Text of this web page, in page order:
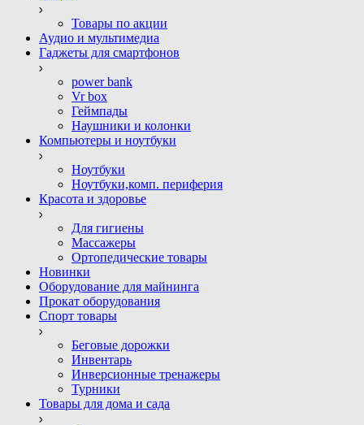
Товары по акции
Аудио и мультимедиа
Гаджеты для смартфонов
power bank
Vr box
Геймпады
Наушники и колонки
Компьютеры и ноутбуки
Ноутбуки
Ноутбуки,комп. периферия
Красота и здоровье
Для гигиены
Массажеры
Ортопедические товары
Новинки
Оборудование для майнинга
Прокат оборудования
Спорт товары
Беговые дорожки
Инвентарь
Инверсионные тренажеры
Турники
Товары для дома и сада